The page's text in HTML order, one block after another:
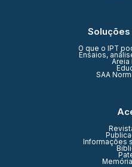
O que o IPT
Ensaios,
Areia
SAA
Informações